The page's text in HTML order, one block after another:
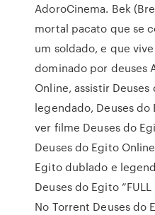
AdoroCinema. Bek
mortal pacato que se
um soldado, e que
dominado por deuses
Online, assistir
legendado, Deuses
ver filme Deuses do
Deuses do Egito
Egito dublado e
Deuses do Egito
No Torrent Deuses do